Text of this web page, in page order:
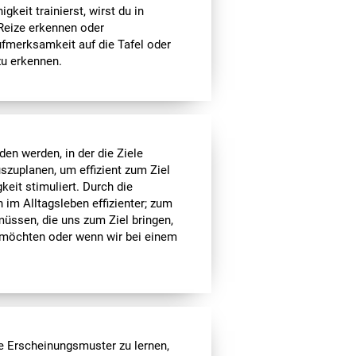
trainierst, wirst du in
erkennen oder
auf die Tafel oder
erkennen.
werden, in der die Ziele
um effizient zum Ziel
stimuliert. Durch die
im Alltagsleben effizienter; zum
die uns zum Ziel bringen,
oder wenn wir bei einem
zu lernen,